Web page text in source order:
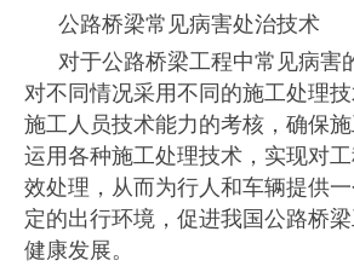
公路桥梁常见病害处治技术
对于公路桥梁工程中常见病害
对不同情况采用不同的施工处理
施工人员技术能力的考核，确保
运用各种施工处理技术，实现对
效处理，从而为行人和车辆提供
定的出行环境，促进我国公路桥
健康发展。